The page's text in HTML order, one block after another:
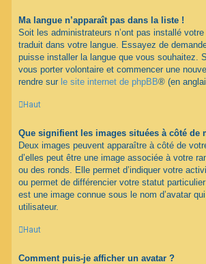
Ma langue n’apparaît pas dans la liste !
Soit les administrateurs n’ont pas installé
traduit dans votre langue. Essayez de
puisse installer la langue que vous souhaitez.
vous porter volontaire et commencer une
rendre sur le site internet de phpBB® (en
Haut
Que signifient les images situées à côté de
Deux images peuvent apparaître à côté de
d’elles peut être une image associée à votre
ou des ronds. Elle permet d’indiquer votre
ou permet de différencier votre statut
est une image connue sous le nom d’avatar
utilisateur.
Haut
Comment puis-je afficher un avatar ?